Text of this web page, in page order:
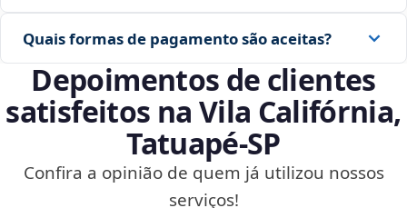
Quais formas de pagamento são aceitas?
Depoimentos de clientes
satisfeitos na Vila Califórnia,
Tatuapé‑SP
Confira a opinião de quem já utilizou nossos
serviços!